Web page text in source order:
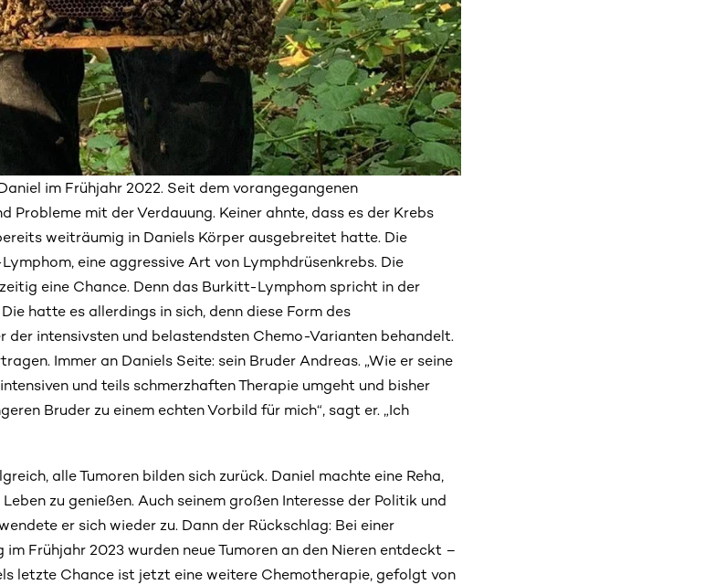
im Frühjahr 2022. Seit dem vorangegangenen
Probleme mit der Verdauung. Keiner ahnte, dass es der Krebs
weiträumig in Daniels Körper ausgebreitet hatte. Die
eine aggressive Art von Lymphdrüsenkrebs. Die
eine Chance. Denn das Burkitt-Lymphom spricht in der
hatte es allerdings in sich, denn diese Form des
der intensivsten und belastendsten Chemo-Varianten behandelt.
Immer an Daniels Seite: sein Bruder Andreas. „Wie er seine
und teils schmerzhaften Therapie umgeht und bisher
Bruder zu einem echten Vorbild für mich“, sagt er. „Ich
alle Tumoren bilden sich zurück. Daniel machte eine Reha,
zu genießen. Auch seinem großen Interesse der Politik und
er sich wieder zu. Dann der Rückschlag: Bei einer
Frühjahr 2023 wurden neue Tumoren an den Nieren entdeckt –
letzte Chance ist jetzt eine weitere Chemotherapie, gefolgt von